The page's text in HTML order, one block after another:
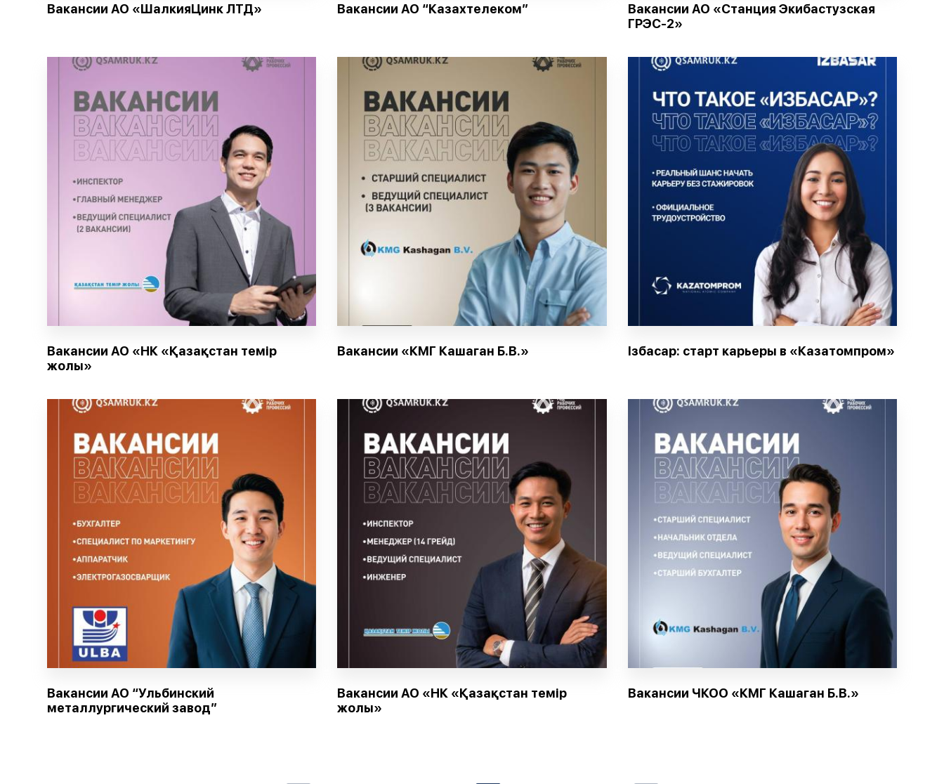
Вакансии АО «ШалкияЦинк ЛТД» Вакансии АО “Казахтелеком”
Вакансии АО «Станция Экибастузская
ГРЭС-2»
Вакансии АО «НК «Қазақстан темір
жолы»
Вакансии «КМГ Кашаган Б.В.» Ізбасар: старт карьеры в «Казатомпром»
Вакансии АО “Ульбинский
металлургический завод”
Вакансии АО «НК «Қазақстан темір
жолы»
Вакансии ЧКОО «КМГ Кашаган Б.В.»